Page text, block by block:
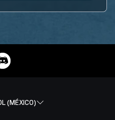
(MÉXICO)